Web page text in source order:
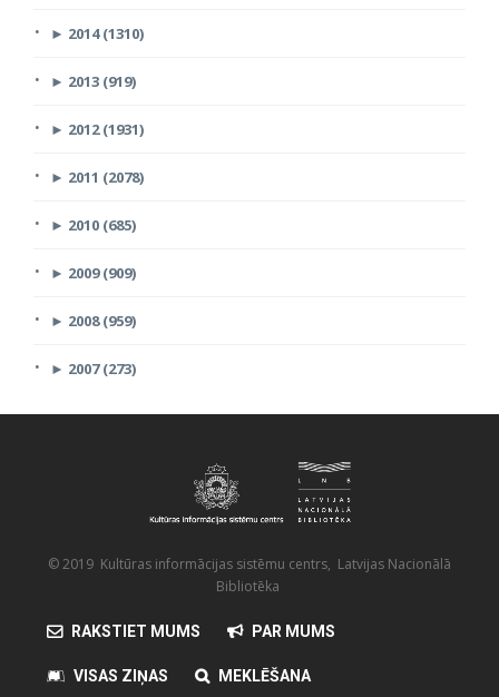
► 2014 (1310)
► 2013 (919)
► 2012 (1931)
► 2011 (2078)
► 2010 (685)
► 2009 (909)
► 2008 (959)
► 2007 (273)
© 2019 Kultūras informācijas sistēmu centrs, Latvijas Nacionālā
Bibliotēka
RAKSTIET MUMS PAR MUMS
VISAS ZIŅAS MEKLĒŠANA